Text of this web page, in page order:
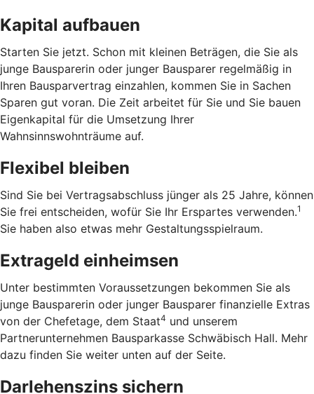
Kapital aufbauen
Starten Sie jetzt. Schon mit kleinen Beträgen, die Sie als
junge Bausparerin oder junger Bausparer regelmäßig in
Ihren Bausparvertrag einzahlen, kommen Sie in Sachen
Sparen gut voran. Die Zeit arbeitet für Sie und Sie bauen
Eigenkapital für die Umsetzung Ihrer
Wahnsinnswohnträume auf.
Flexibel bleiben
Sind Sie bei Vertragsabschluss jünger als 25 Jahre, können
Sie frei entscheiden, wofür Sie Ihr Erspartes verwenden.1
Sie haben also etwas mehr Gestaltungsspielraum.
Extrageld einheimsen
Unter bestimmten Voraussetzungen bekommen Sie als
junge Bausparerin oder junger Bausparer finanzielle Extras
von der Chefetage, dem Staat4 und unserem
Partnerunternehmen Bausparkasse Schwäbisch Hall. Mehr
dazu finden Sie weiter unten auf der Seite.
Darlehenszins sichern